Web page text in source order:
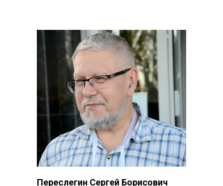
Переслегин Сергей Борисович